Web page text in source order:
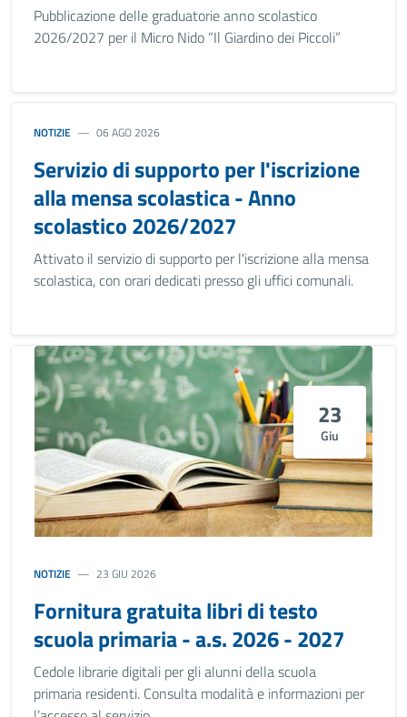
Pubblicazione delle graduatorie anno scolastico
2026/2027 per il Micro Nido “Il Giardino dei Piccoli”
NOTIZIE 06 AGO 2026
Servizio di supporto per l'iscrizione
alla mensa scolastica - Anno
scolastico 2026/2027
Attivato il servizio di supporto per l'iscrizione alla mensa
scolastica, con orari dedicati presso gli uffici comunali.
23
Giu
NOTIZIE 23 GIU 2026
Fornitura gratuita libri di testo
scuola primaria - a.s. 2026 - 2027
Cedole librarie digitali per gli alunni della scuola
primaria residenti. Consulta modalità e informazioni per